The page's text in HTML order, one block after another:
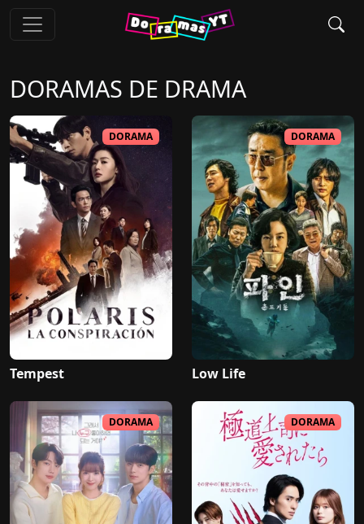
DORAMAS DE DRAMA
DORAMA
Tempest
DORAMA
Low Life
DORAMA DORAMA